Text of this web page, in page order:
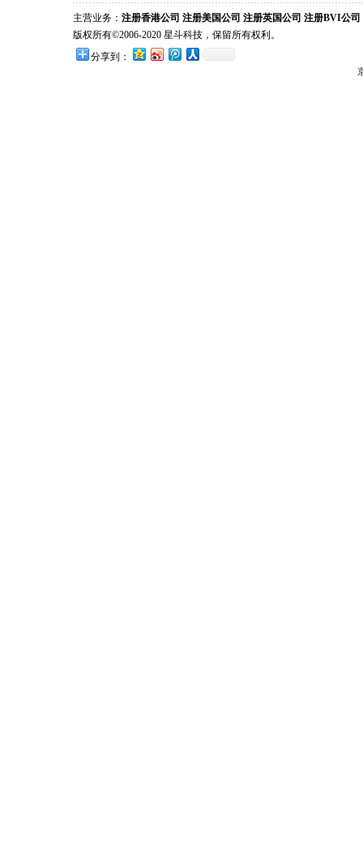
主营业务： 注册香港公司 注册美国公司 注册英国公司 注册BVI公司
版权所有©2006-2020 星斗科技，保留所有权利。
分享到：